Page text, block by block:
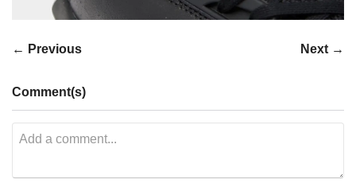
← Previous Next →
Comment(s)